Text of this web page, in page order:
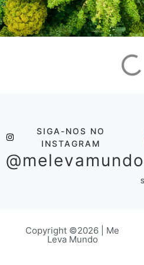
SIGA-NOS NO
INSTAGRAM
@melevamundo
Copyright ©2026 | Me
Leva Mundo